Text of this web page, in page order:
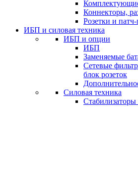
Коннекторы,
Розетки и
ИБП и силовая техника
ИБП и опции
ИБП
Заменяемые
Сетевые
блок розеток
Силовая техника